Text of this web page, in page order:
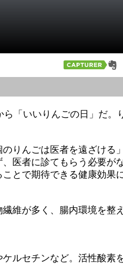
「いいりんごの日」だ。
りんごは医者を遠ざける
医者に診てもらう必要が
とで期待できる健康効果
維が多く、腸内環境を整
ルセチンなど。活性酸素